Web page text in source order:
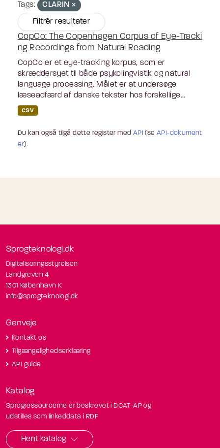
Tags:
CLARIN
Filtrér resultater
CopCo: The Copenhagen Corpus of Eye-Tracki
ng Recordings from Natural Reading
CopCo er et eye-tracking korpus, som er
skræddersyet til både psykolingvistik og natural
language processing. Målet er at undersøge
læseadfærd af danske tekster hos forskellige...
CSV
Du kan også tilgå dette register med API (seAPI-dokument
er).
Sprogteknologi.dk
Digitaliseringsstyrelsen
Landgreven 4
1301 København K
info@sprogteknologi.dk
Genveje
Kontakt os
Tilgængelighedserklæring
API guide
Katalog
Sprogressourcerne er beskrevet i DCAT-AP og
udstilles som linkeddata i RDF
Hent katalog